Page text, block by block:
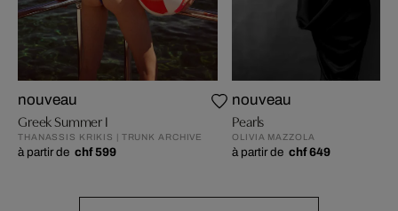
nouveau
Greek Summer I
THANASSIS KRIKIS | TRUNK ARCHIVE
à partir de chf 599
nouveau
Pearls
OLIVIA MAZZOLA
à partir de chf 649